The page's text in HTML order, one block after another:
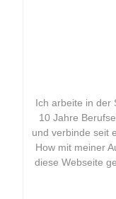
Ich arbeite in der
10 Jahre
und verbinde seit
How mit meiner
diese Webseite